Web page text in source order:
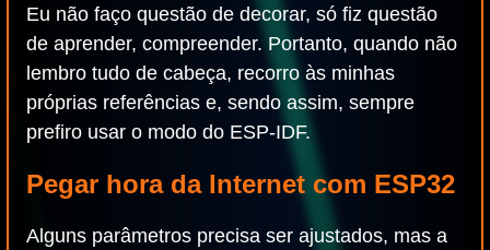
Eu não faço questão de decorar, só fiz questão
de aprender, compreender. Portanto, quando não
lembro tudo de cabeça, recorro às minhas
próprias referências e, sendo assim, sempre
prefiro usar o modo do ESP-IDF.
Pegar hora da Internet com ESP32
Alguns parâmetros precisa ser ajustados, mas a